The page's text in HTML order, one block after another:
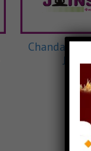
Chandan